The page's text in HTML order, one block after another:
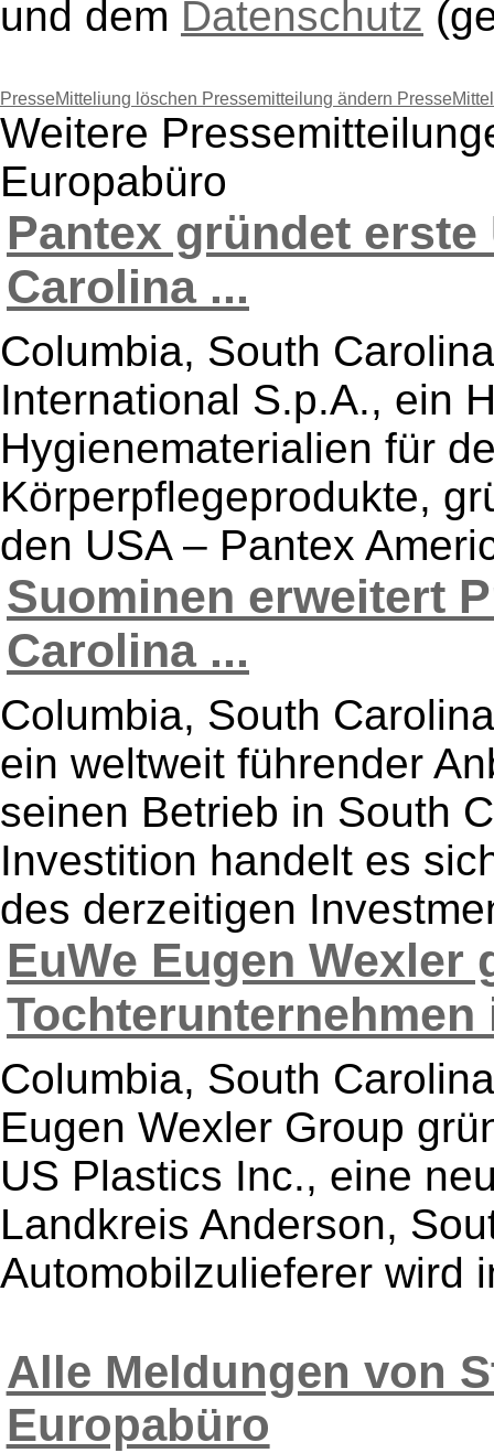
und dem Datenschutz
PresseMitteliung löschen Pressemitteilung ändern
Weitere
Europabüro
Pantex gründet
Carolina ...
Columbia, South
International S.p.A., ein
Hygienematerialien für
Körperpflegeprodukte,
den USA – Pantex
Suominen erweitert
Carolina ...
Columbia, South
ein weltweit führender
seinen Betrieb in South
Investition handelt es
des derzeitigen
EuWe Eugen Wexler
Columbia, South
Eugen Wexler Group
US Plastics Inc., eine
Landkreis Anderson,
Automobilzulieferer wird
Alle Meldungen von
Europabüro